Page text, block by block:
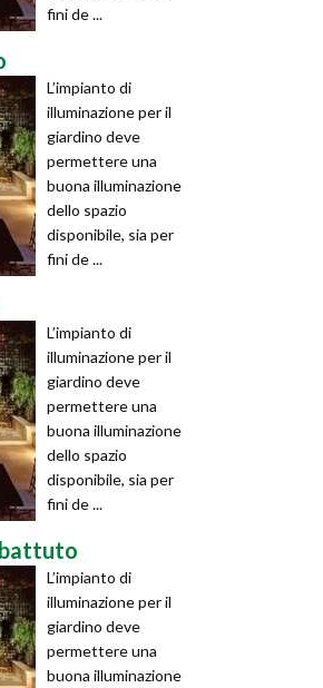
fini de ...
L’impianto di
illuminazione per il
giardino deve
permettere una
buona illuminazione
dello spazio
disponibile, sia per
fini de ...
L’impianto di
illuminazione per il
giardino deve
permettere una
buona illuminazione
dello spazio
disponibile, sia per
fini de ...
L’impianto di
illuminazione per il
giardino deve
permettere una
buona illuminazione